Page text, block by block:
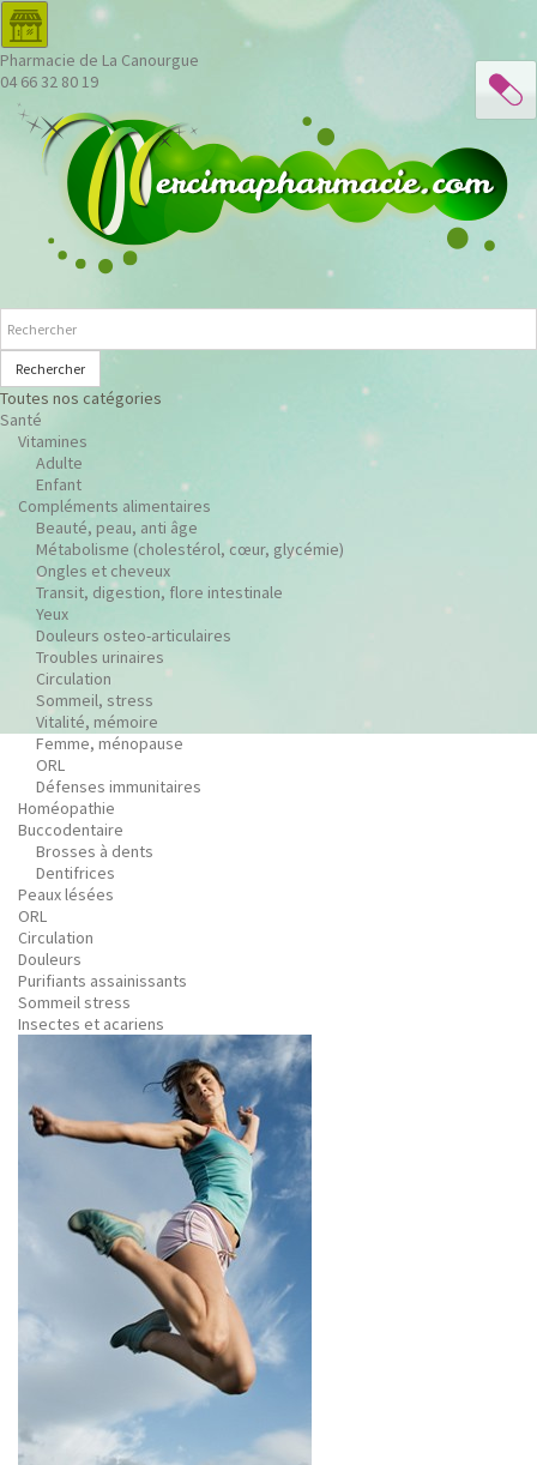
Pharmacie de La Canourgue
04 66 32 80 19
Rechercher
Toutes nos catégories
Santé
Vitamines
Adulte
Enfant
Compléments alimentaires
Beauté, peau, anti âge
Métabolisme (cholestérol, cœur, glycémie)
Ongles et cheveux
Transit, digestion, flore intestinale
Yeux
Douleurs osteo-articulaires
Troubles urinaires
Circulation
Sommeil, stress
Vitalité, mémoire
Femme, ménopause
ORL
Défenses immunitaires
Homéopathie
Buccodentaire
Brosses à dents
Dentifrices
Peaux lésées
ORL
Circulation
Douleurs
Purifiants assainissants
Sommeil stress
Insectes et acariens